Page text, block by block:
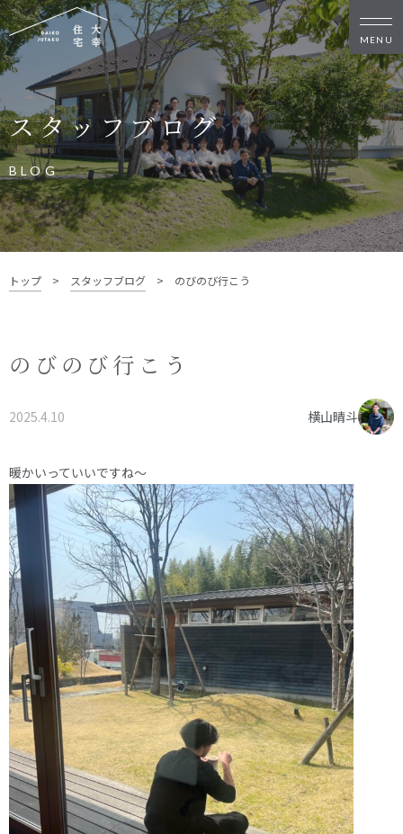
お電話でのご相談はお気軽に
TEL.0574-60-1161
受付時間：9:00～17:00
資料請求・お問い合わせ
新築・リノベをお考えの方
家づくりの考え方
家づくりの流れ
施工事例
イベント
お客様の声
モデルハウス
リフォーム・リノベーション
土地をお探しの方
スタッフブログ
オーナー様へ
資料請求・お問い合わせ
スタッフブログ
BLOG
トップ > スタッフブログ > のびのび行こう
のびのび行こう
2025.4.10 横山晴斗
暖かいっていいですね～